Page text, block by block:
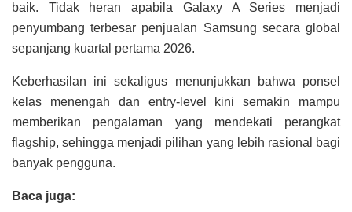
baik. Tidak heran apabila Galaxy A Series menjadi
penyumbang terbesar penjualan Samsung secara global
sepanjang kuartal pertama 2026.
Keberhasilan ini sekaligus menunjukkan bahwa ponsel
kelas menengah dan entry-level kini semakin mampu
memberikan pengalaman yang mendekati perangkat
flagship, sehingga menjadi pilihan yang lebih rasional bagi
banyak pengguna.
Baca juga: